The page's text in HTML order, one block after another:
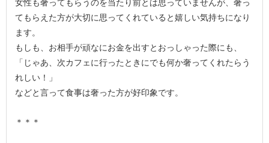
女性も奢ってもらうのを当たり前とは思っていませんが、奢っ
てもらえた方が大切に思ってくれていると嬉しい気持ちになり
ます。
もしも、お相手が頑なにお金を出すとおっしゃった際にも、
「じゃあ、次カフェに行ったときにでも何か奢ってくれたらう
れしい！」
などと言って食事は奢った方が好印象です。
＊＊＊